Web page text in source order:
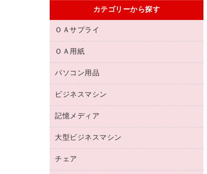
カテゴリーから探す
ＯＡサプライ
互換インクカートリッジ
リサイクルトナー（プール方式）
リサイクルインクカートリッジ
プリンタ用リボン
トナーカートリッジ
コピートナー
ＯＡ用紙
名刺用紙
ワープロ用紙
ラベル用紙
プロッター用紙
ハガキ用紙
パソコン用品
パソコン周辺機器
マウスパッド
マウス
パソコンバッグ／収納用品
ビジネスマシン
電話機
レーザープリンタ／複合機
メモリーカード
プロジェクタ
記憶メディア
ブルーレイディスク
ＣＤ－ＲＷ
大型ビジネスマシン
プリンタ
チェア